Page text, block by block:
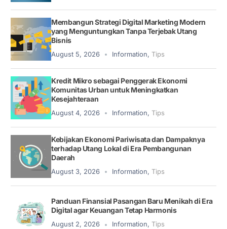
Membangun Strategi Digital Marketing Modern
yang Menguntungkan Tanpa Terjebak Utang
Bisnis
August 5, 2026 Information, Tips
Kredit Mikro sebagai Penggerak Ekonomi
Komunitas Urban untuk Meningkatkan
Kesejahteraan
August 4, 2026 Information, Tips
Kebijakan Ekonomi Pariwisata dan Dampaknya
terhadap Utang Lokal di Era Pembangunan
Daerah
August 3, 2026 Information, Tips
Panduan Finansial Pasangan Baru Menikah di Era
Digital agar Keuangan Tetap Harmonis
August 2, 2026 Information, Tips